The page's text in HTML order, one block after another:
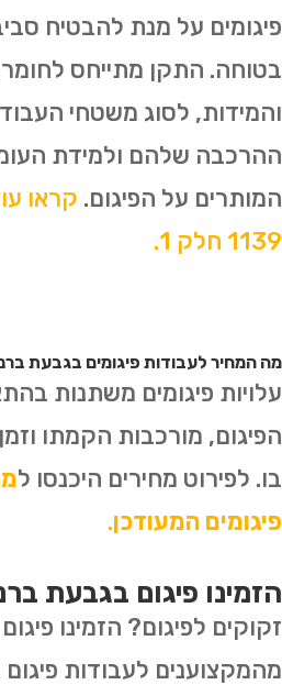
פיגומים על מנת להבטיח
בטוחה. התקן מתייחס
והמידות, לסוג משטחי
ההרכבה שלהם ולמידת
המותרים על הפיגום. קראו
1139 חלק 1.
מה המחיר לעבודות פיגומים בגבעת
עלויות פיגומים משתנות
הפיגום, מורכבות הקמתו
בו. לפירוט מחירים היכנסו ל
פיגומים המעודכן.
הזמינו פיגום בגבעת
זקוקים לפיגום? הזמינו פיגום
מהמקצוענים לעבודות